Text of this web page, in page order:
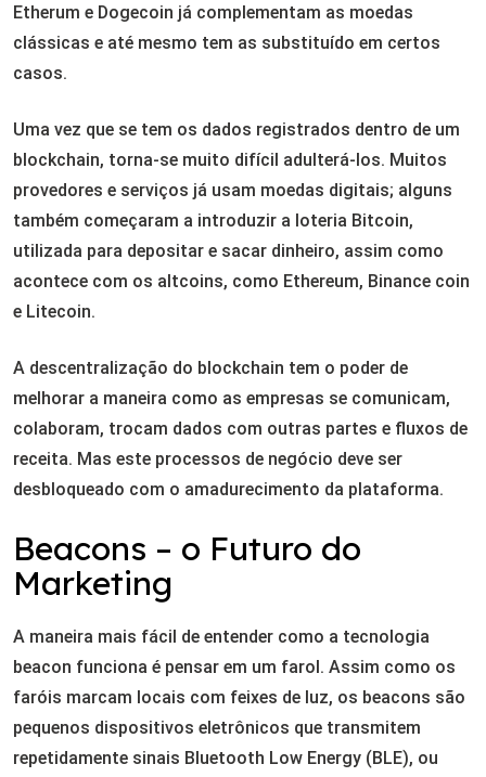
Etherum e Dogecoin já complementam as moedas
clássicas e até mesmo tem as substituído em certos
casos.
Uma vez que se tem os dados registrados dentro de um
blockchain, torna-se muito difícil adulterá-los. Muitos
provedores e serviços já usam moedas digitais; alguns
também começaram a introduzir a loteria Bitcoin,
utilizada para depositar e sacar dinheiro, assim como
acontece com os altcoins, como Ethereum, Binance coin
e Litecoin.
A descentralização do blockchain tem o poder de
melhorar a maneira como as empresas se comunicam,
colaboram, trocam dados com outras partes e fluxos de
receita. Mas este processos de negócio deve ser
desbloqueado com o amadurecimento da plataforma.
Beacons – o Futuro do
Marketing
A maneira mais fácil de entender como a tecnologia
beacon funciona é pensar em um farol. Assim como os
faróis marcam locais com feixes de luz, os beacons são
pequenos dispositivos eletrônicos que transmitem
repetidamente sinais Bluetooth Low Energy (BLE), ou